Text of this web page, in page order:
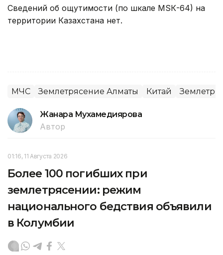
Сведений об ощутимости (по шкале МSК-64) на
территории Казахстана нет.
МЧС Землетрясение Алматы Китай
Жанара Мухамедиярова
Автор
01:16, 11 Августа 2026
Более 100 погибших при
землетрясении: режим
национального бедствия объявили
в Колумбии